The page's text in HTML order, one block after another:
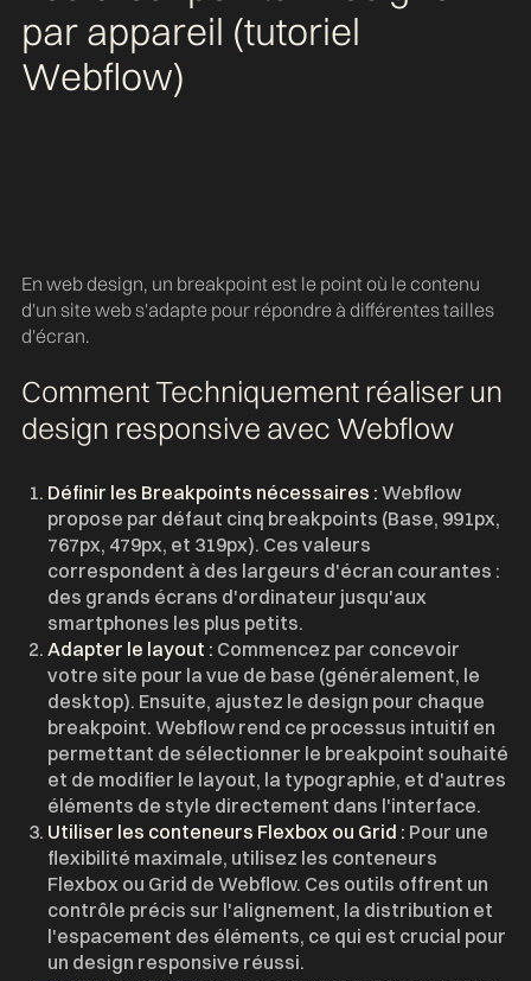
par appareil (tutoriel
Webflow)
En web design, un breakpoint est le point où le contenu
d'un site web s'adapte pour répondre à différentes tailles
d'écran.
Comment Techniquement réaliser un
design responsive avec Webflow
Définir les Breakpoints nécessaires : Webflow
propose par défaut cinq breakpoints (Base, 991px,
767px, 479px, et 319px). Ces valeurs
correspondent à des largeurs d'écran courantes :
des grands écrans d'ordinateur jusqu'aux
smartphones les plus petits.
Adapter le layout : Commencez par concevoir
votre site pour la vue de base (généralement, le
desktop). Ensuite, ajustez le design pour chaque
breakpoint. Webflow rend ce processus intuitif en
permettant de sélectionner le breakpoint souhaité
et de modifier le layout, la typographie, et d'autres
éléments de style directement dans l'interface.
Utiliser les conteneurs Flexbox ou Grid : Pour une
flexibilité maximale, utilisez les conteneurs
Flexbox ou Grid de Webflow. Ces outils offrent un
contrôle précis sur l'alignement, la distribution et
l'espacement des éléments, ce qui est crucial pour
un design responsive réussi.